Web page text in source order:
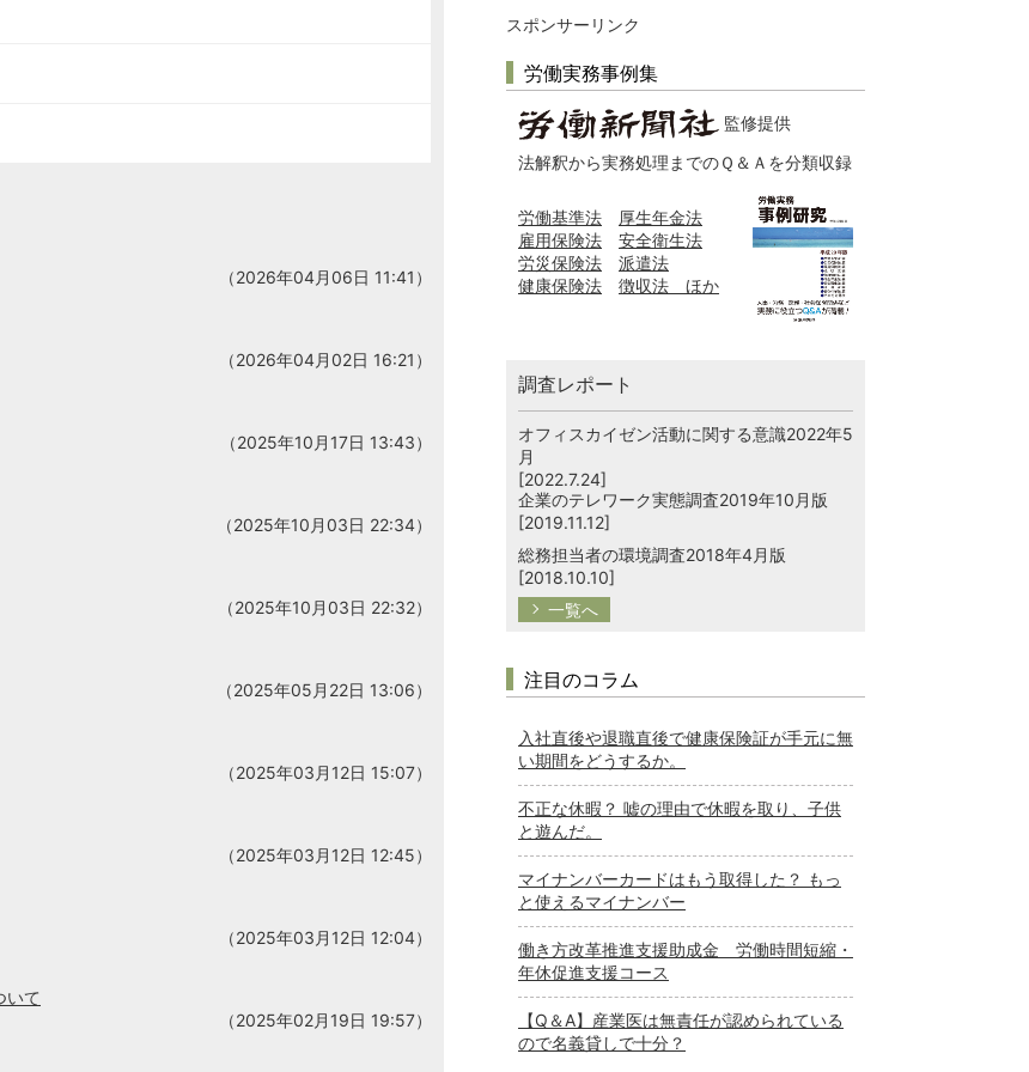
（2026年04月06日 11:41）
（2026年04月02日 16:21）
（2025年10月17日 13:43）
（2025年10月03日 22:34）
（2025年10月03日 22:32）
（2025年05月22日 13:06）
（2025年03月12日 15:07）
（2025年03月12日 12:45）
（2025年03月12日 12:04）
いて
（2025年02月19日 19:57）
スポンサーリンク
労働実務事例集
監修提供
法解釈から実務処理までのＱ＆Ａを分類収録
労働基準法
厚生年金法
雇用保険法
安全衛生法
労災保険法
派遣法
健康保険法
徴収法 ほか
調査レポート
オフィスカイゼン活動に関する意識2022年5
月
[2022.7.24]
企業のテレワーク実態調査2019年10月版
[2019.11.12]
総務担当者の環境調査2018年4月版
[2018.10.10]
一覧へ
注目のコラム
入社直後や退職直後で健康保険証が手元に無
い期間をどうするか。
不正な休暇？ 嘘の理由で休暇を取り、子供
と遊んだ。
マイナンバーカードはもう取得した？ もっ
と使えるマイナンバー
働き方改革推進支援助成金 労働時間短縮・
年休促進支援コース
【Q＆A】産業医は無責任が認められている
ので名義貸しで十分？